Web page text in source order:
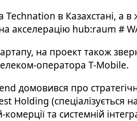
в Казахстані, а в
акселерацію hub:raum #
на проект також
оператора T-Mobile.
домовився про
Holding (спеціалізується
та системній